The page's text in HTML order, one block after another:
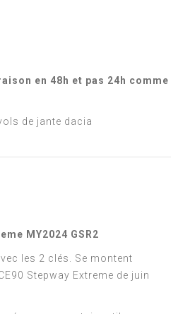
en 48h et pas 24h comme
de jante dacia
MY2024 GSR2
les 2 clés. Se montent
Stepway Extreme de juin